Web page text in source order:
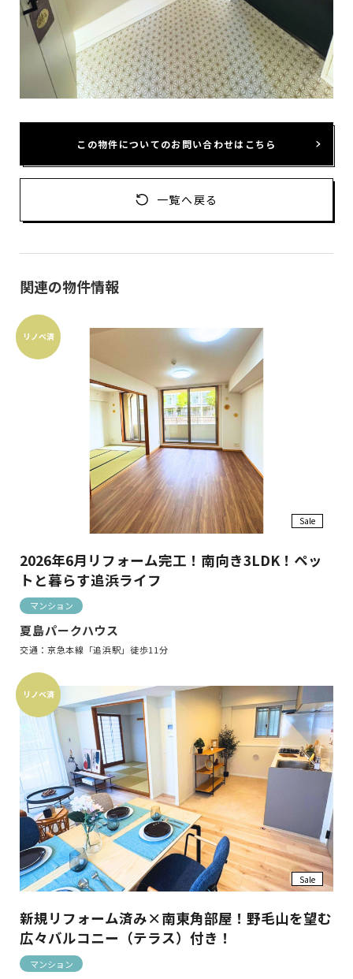
この物件についてのお問い合わせはこちら
一覧へ戻る
関連の物件情報
リノベ済
Sale
2026年6月リフォーム完工！南向き3LDK！ペッ
トと暮らす追浜ライフ
マンション
夏島パークハウス
交通：京急本線「追浜駅」徒歩11分
リノベ済
Sale
新規リフォーム済み×南東角部屋！野毛山を望む
広々バルコニー（テラス）付き！
マンション